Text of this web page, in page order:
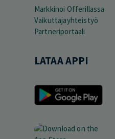
Markkinoi Offerillassa
Vaikuttajayhteistyö
Partneriportaali
LATAA APPI